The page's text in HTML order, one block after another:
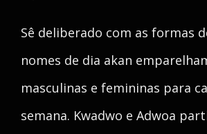
Sê deliberado com as formas
nomes de dia akan
masculinas e femininas para
semana. Kwadwo e Adwoa